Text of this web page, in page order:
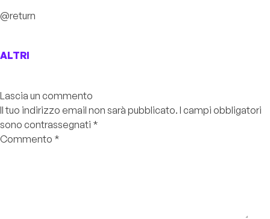
@return
ALTRI
Lascia un commento
Il tuo indirizzo email non sarà pubblicato. I campi obbligatori
sono contrassegnati *
Commento *